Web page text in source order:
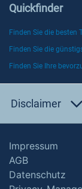
Quickfinder
Finden Sie die besten
Finden Sie die
Finden Sie Ihre
Disclaimer
Impressum
AGB
Datenschutz